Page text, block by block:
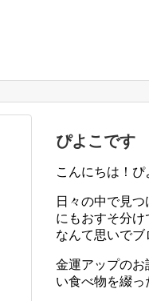
ぴよこです
こんにちは！ぴ
日々の中で見
にもおすそ分け
なんて思いでブ
金運アップのお
い食べ物を綴っ